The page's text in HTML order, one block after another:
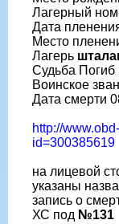
Лагерный
Дата
Место
Лагерь
Судьба Погиб
Воинское
Дата смерти
http://
id=300385619
на лицевой
указаны
запись о
ХС под №131